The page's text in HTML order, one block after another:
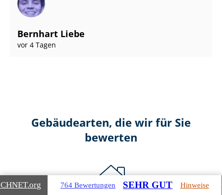
Bernhart Liebe
vor 4 Tagen
Gebäudearten, die wir für Sie
bewerten
.org 764 Bewertungen SEHR GUT Hinweise